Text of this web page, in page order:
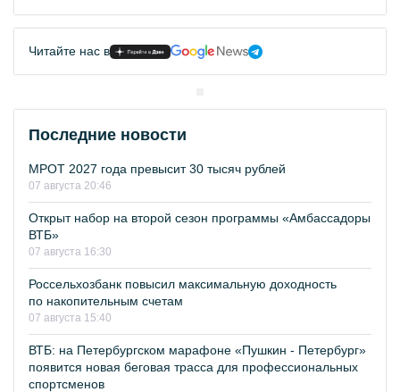
Читайте нас в
Последние новости
МРОТ 2027 года превысит 30 тысяч рублей
07 августа 20:46
Открыт набор на второй сезон программы «Амбассадоры
ВТБ»
07 августа 16:30
Россельхозбанк повысил максимальную доходность
по накопительным счетам
07 августа 15:40
ВТБ: на Петербургском марафоне «Пушкин - Петербург»
появится новая беговая трасса для профессиональных
спортсменов